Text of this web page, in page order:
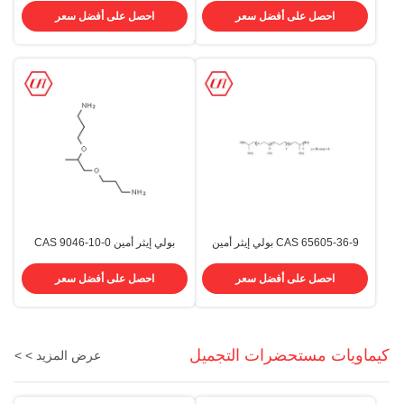
احصل على أفضل سعر
الكيميائي (CAS) 9046-10-0
احصل على أفضل سعر
CAS 65605-36-9 بولي إيثر أمين
احصل على أفضل سعر
بولي إيثر أمين CAS 9046-10-0
CFL1000
احصل على أفضل سعر
كيماويات مستحضرات التجميل عرض المزيد > >